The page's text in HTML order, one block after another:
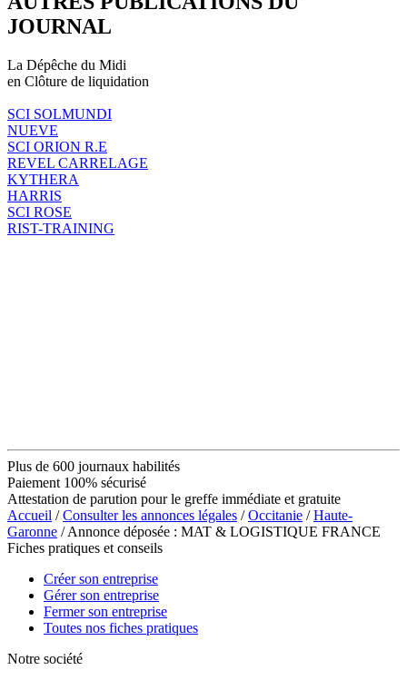
JOURNAL
La Dépêche du Midi
en Clôture de liquidation
SCI SOLMUNDI
NUEVE
SCI ORION R.E
REVEL CARRELAGE
KYTHERA
HARRIS
SCI ROSE
RIST-TRAINING
Plus de 600 journaux habilités
Paiement 100% sécurisé
Attestation de parution pour le greffe immédiate et gratuite
Accueil /Consulter les annonces légales /Occitanie /Haute-
Garonne / Annonce déposée : MAT & LOGISTIQUE FRANCE
Fiches pratiques et conseils
Créer son entreprise
Gérer son entreprise
Fermer son entreprise
Toutes nos fiches pratiques
Notre société